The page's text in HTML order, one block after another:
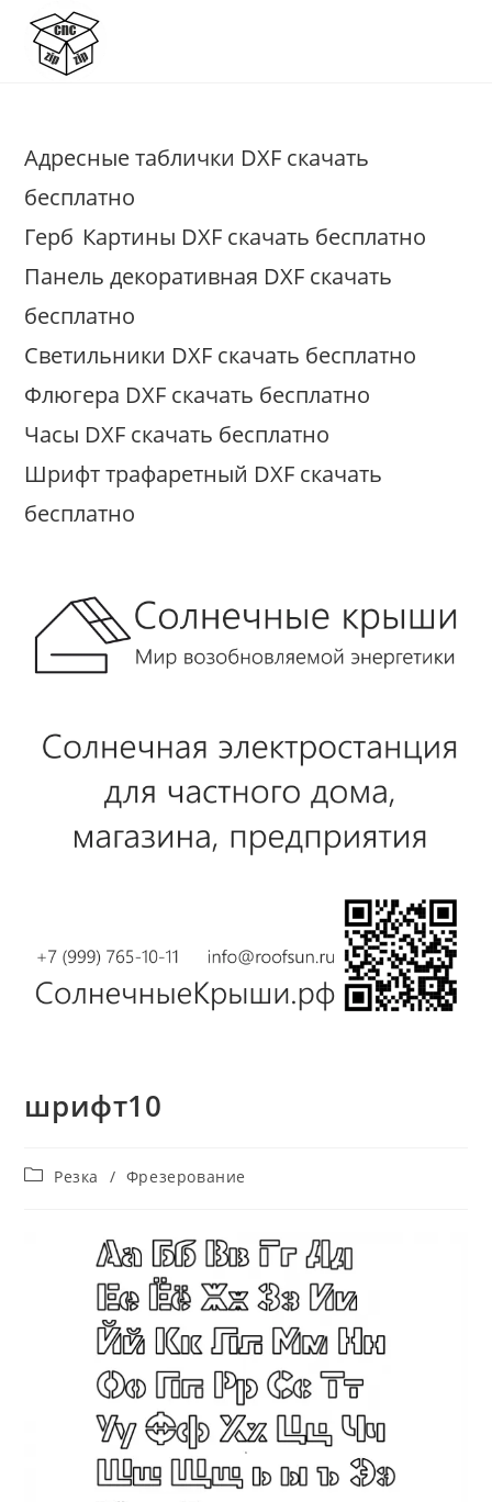
Перейти
содержимому
Адресные таблички DXF скачать
бесплатно
Герб Картины DXF скачать бесплатно
Панель декоративная DXF скачать
бесплатно
Светильники DXF скачать бесплатно
Флюгера DXF скачать бесплатно
Часы DXF скачать бесплатно
Шрифт трафаретный DXF скачать
бесплатно
шрифт10
Рубрика
Резка / Фрезерование